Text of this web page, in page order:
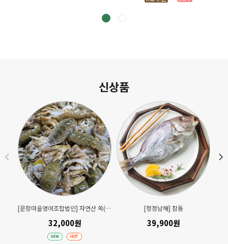
신상품
[문항마을영어조합법인] 자연산 쏙(손질) 300gx2팩
32,000원
[청정남해] 참돔
39,900원